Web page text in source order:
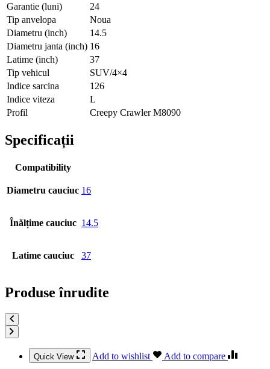
Garantie (luni)
24
Tip anvelopa
Noua
Diametru (inch)
14.5
Diametru janta (inch) 16
Latime (inch)
37
Tip vehicul
SUV/4×4
Indice sarcina
126
Indice viteza
L
Profil
Creepy Crawler M8090
Specificații
Compatibility
Diametru cauciuc 16
Înălțime cauciuc 14.5
Latime cauciuc 37
Produse înrudite
Quick View Add to wishlist Add to compare